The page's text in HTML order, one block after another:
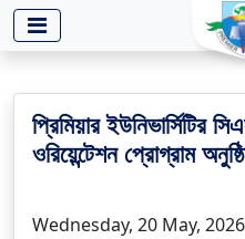
-->
প্রিমিয়ার ইউনিভার্সিটির
ওরিয়েন্টেশন প্রোগ্রাম
Wednesday, 20 May, 2026